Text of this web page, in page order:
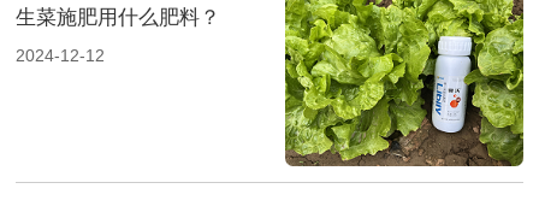
生菜施肥用什么肥料？
2024-12-12